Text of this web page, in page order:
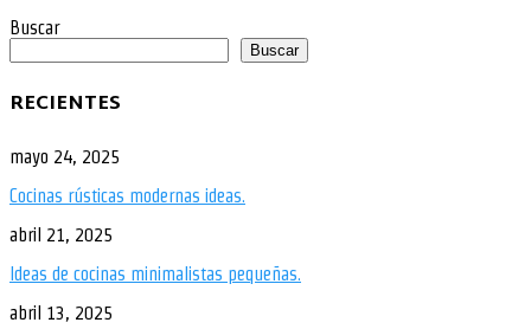
Buscar
Buscar
RECIENTES
mayo 24, 2025
Cocinas rústicas modernas ideas.
abril 21, 2025
Ideas de cocinas minimalistas pequeñas.
abril 13, 2025